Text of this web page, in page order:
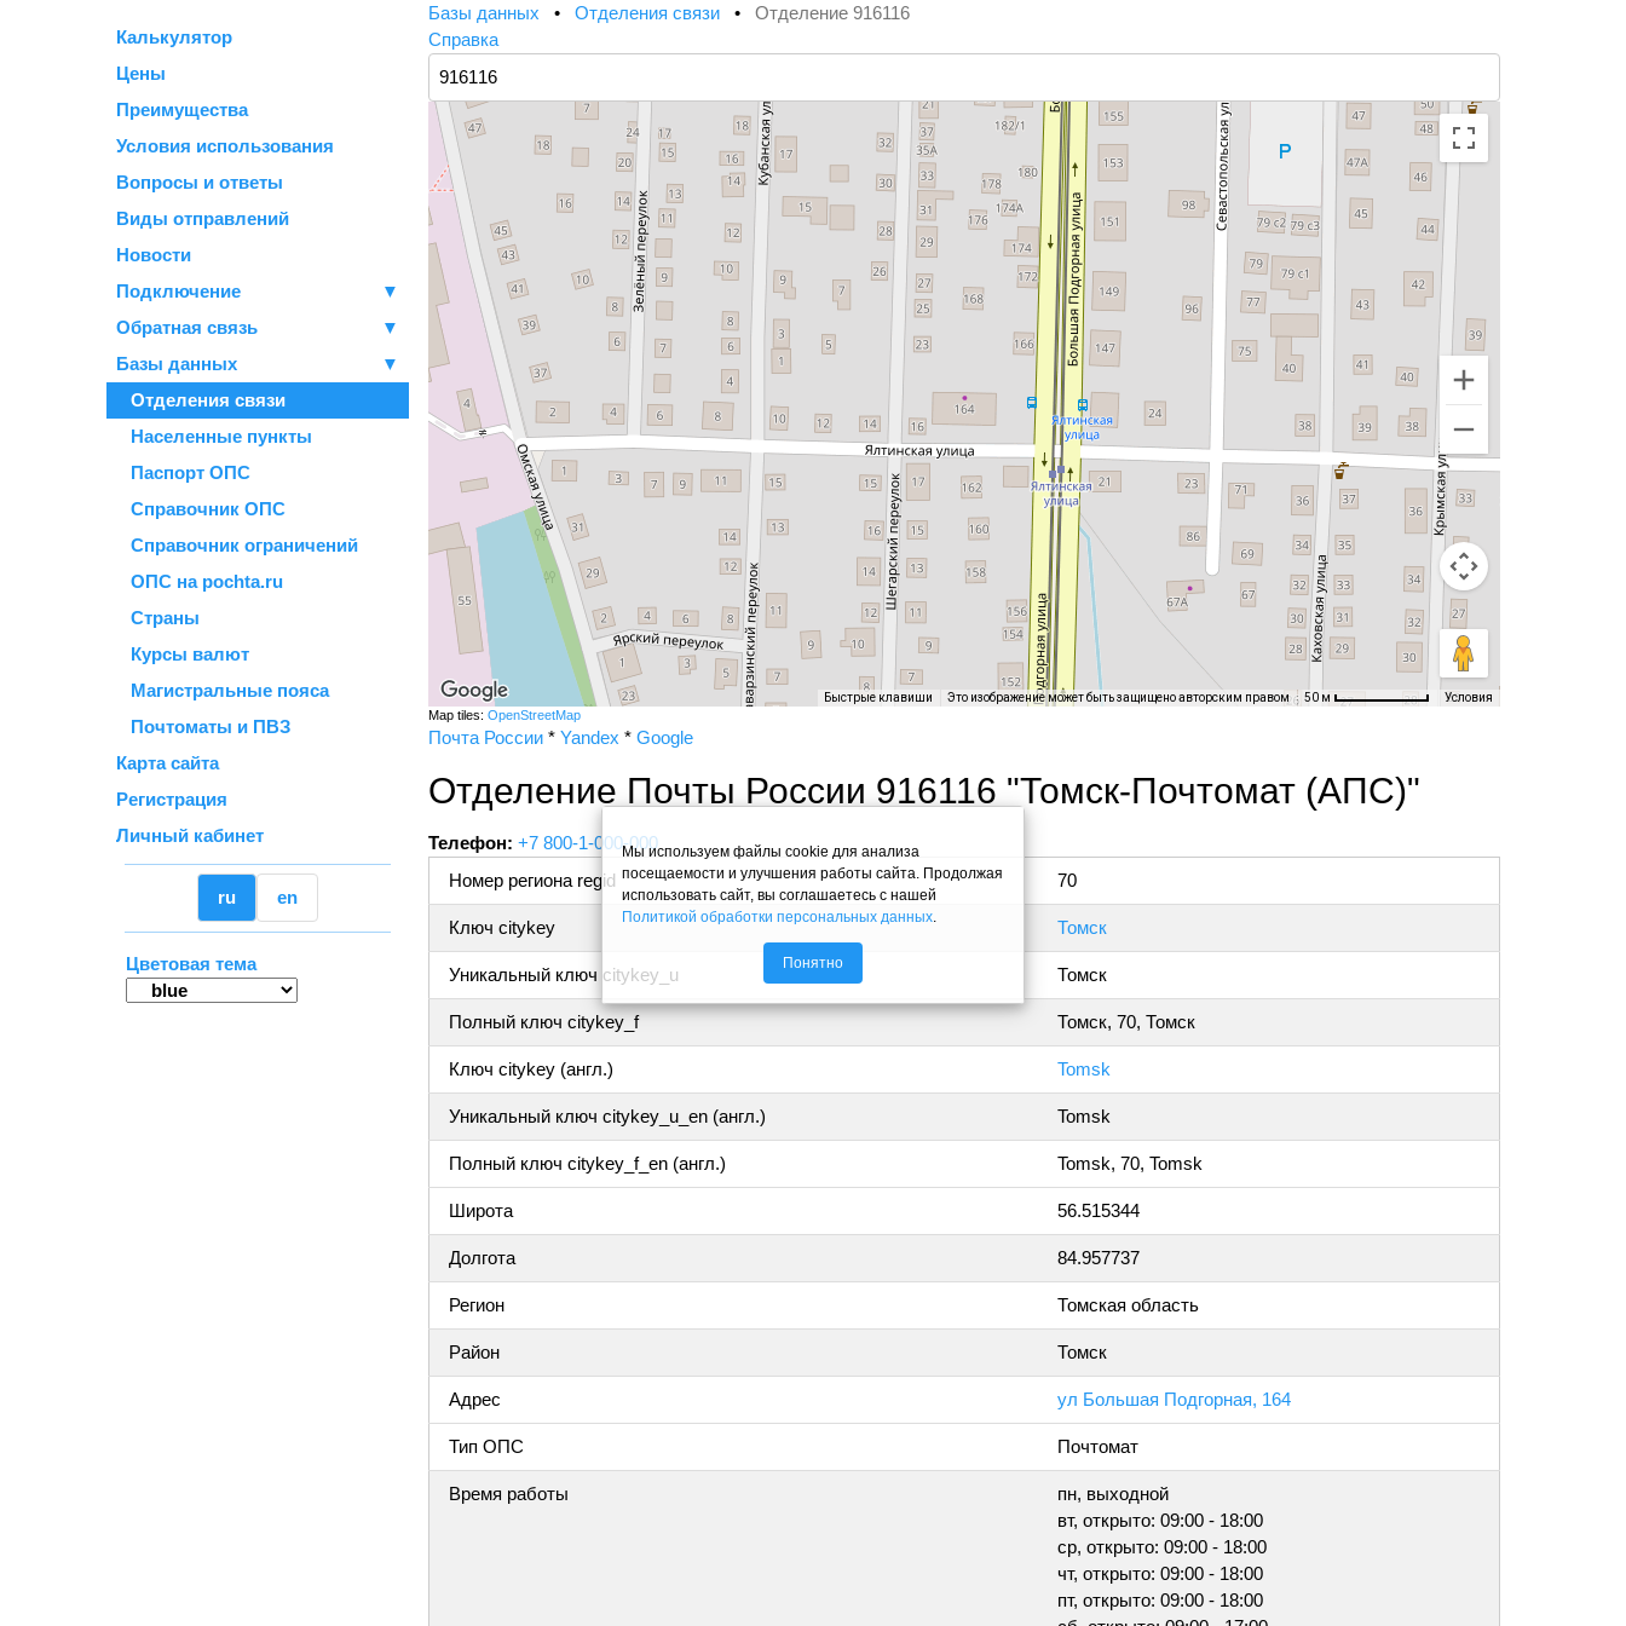
Калькулятор
Цены
Преимущества
Условия использования
Вопросы и ответы
Виды отправлений
Новости
Подключение
▼
Обратная связь
▼
Базы данных
▼
Отделения связи
Населенные пункты
Паспорт ОПС
Справочник ОПС
Справочник ограничений
ОПС на pochta.ru
Страны
Курсы валют
Магистральные пояса
Почтоматы и ПВЗ
Карта сайта
Регистрация
Личный кабинет
ru en
Цветовая тема
Базы данных • Отделения связи • Отделение 916116
Справка
Быстрые клавиши Это изображение может быть защищено авторским правом 50 м Условия
Map tiles: OpenStreetMap
Почта России * Yandex * Google
Отделение Почты России 916116 "Томск-Почтомат (АПС)"
Телефон: +7 800-1-000-000
Номер региона regid
70
Ключ citykey Томск
Уникальный ключ citykey_u Томск
Полный ключ citykey_f Томск, 70, Томск
Ключ citykey (англ.) Tomsk
Уникальный ключ citykey_u_en (англ.) Tomsk
Полный ключ citykey_f_en (англ.) Tomsk, 70, Tomsk
Широта 56.515344
Долгота 84.957737
Регион Томская область
Район Томск
Адрес ул Большая Подгорная, 164
Тип ОПС Почтомат
Время работы
пн, выходной
вт, открыто: 09:00 - 18:00
ср, открыто: 09:00 - 18:00
чт, открыто: 09:00 - 18:00
пт, открыто: 09:00 - 18:00
Мы используем файлы cookie для анализа
посещаемости и улучшения работы сайта. Продолжая
использовать сайт, вы соглашаетесь с нашей
Политикой обработки персональных данных.
Понятно